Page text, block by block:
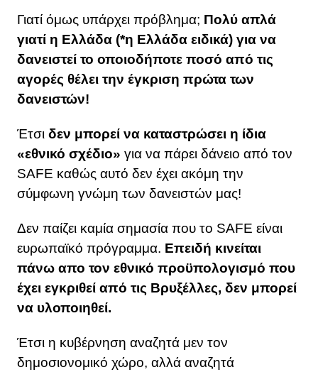
Γιατί όμως υπάρχει πρόβλημα; Πολύ απλά
γιατί η Ελλάδα (*η Ελλάδα ειδικά) για να
δανειστεί το οποιοδήποτε ποσό από τις
αγορές θέλει την έγκριση πρώτα των
δανειστών!
Έτσι δεν μπορεί να καταστρώσει η ίδια
«εθνικό σχέδιο» για να πάρει δάνειο από τον
SAFE καθώς αυτό δεν έχει ακόμη την
σύμφωνη γνώμη των δανειστών μας!
Δεν παίζει καμία σημασία που το SAFE είναι
ευρωπαϊκό πρόγραμμα. Επειδή κινείται
πάνω απο τον εθνικό προϋπολογισμό που
έχει εγκριθεί από τις Βρυξέλλες, δεν μπορεί
να υλοποιηθεί.
Έτσι η κυβέρνηση αναζητά μεν τον
δημοσιονομικό χώρο, αλλά αναζητά